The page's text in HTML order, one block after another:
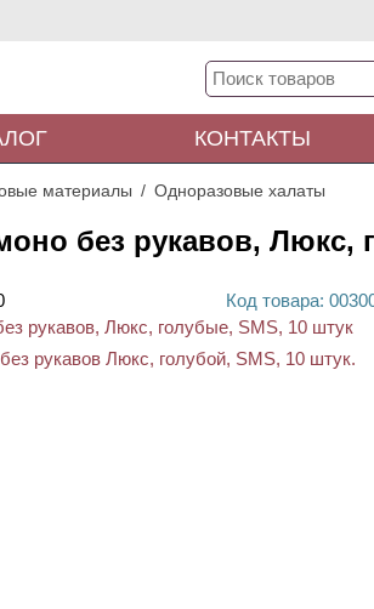
КОНТАКТЫ
материалы Одноразовые халаты
без рукавов, Люкс,
Код товара: 00